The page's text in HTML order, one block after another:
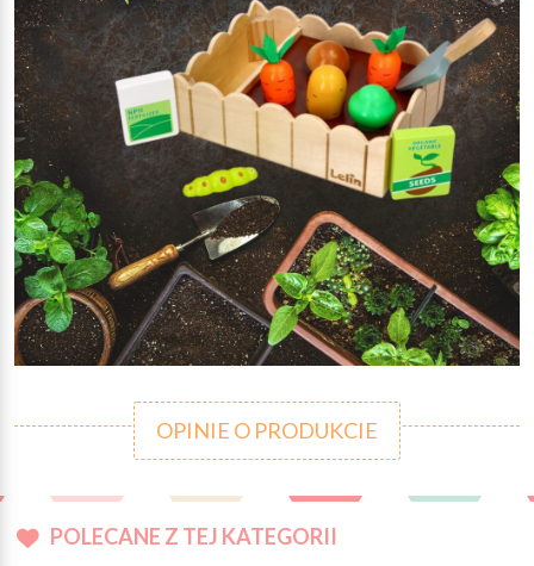
OPINIE O PRODUKCIE
POLECANE Z TEJ KATEGORII